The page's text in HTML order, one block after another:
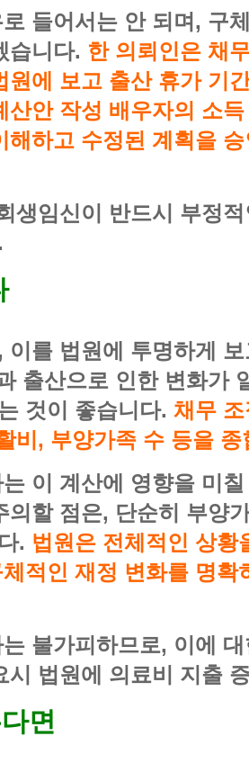
들어서는 안 되며, 구
습니다. 한 의뢰인은 채
에 보고 출산 휴가 기
안 작성 배우자의 소
하고 수정된 계획을
생임신이 반드시 부정
를 법원에 투명하게
출산으로 인한 변화가
것이 좋습니다. 채무
비, 부양가족 수 등을
이 계산에 영향을 미
할 점은, 단순히 부양
. 법원은 전체적인 상황
적인 재정 변화를 명
불가피하므로, 이에
법원에 의료비 지출
면